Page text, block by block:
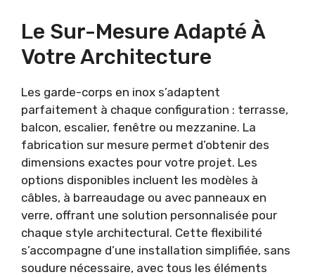
Le Sur-Mesure Adapté À
Votre Architecture
Les garde-corps en inox s’adaptent
parfaitement à chaque configuration : terrasse,
balcon, escalier, fenêtre ou mezzanine. La
fabrication sur mesure permet d’obtenir des
dimensions exactes pour votre projet. Les
options disponibles incluent les modèles à
câbles, à barreaudage ou avec panneaux en
verre, offrant une solution personnalisée pour
chaque style architectural. Cette flexibilité
s’accompagne d’une installation simplifiée, sans
soudure nécessaire, avec tous les éléments